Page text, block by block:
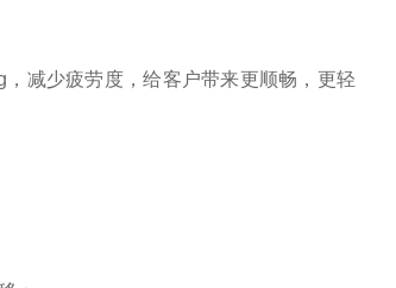
减少疲劳度，给客户带来更顺畅，更轻